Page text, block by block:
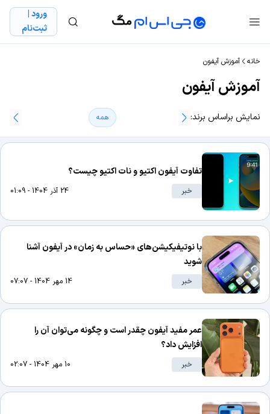
ورود |
ثبت‌نام
خانه آموزش آیفون
آموزش آیفون
نمایش براساس برند: همه
تفاوت آیفون اکتیو و نات اکتیو چیست؟
خبر 24 آذر 1404 - 01:09
با نوتیفیکیشن‌های «حساس به زمان» در آیفون آشنا
شوید
خبر 14 مهر 1404 - 07:07
عمر مفید آیفون چقدر است و چگونه می‌توان آن را
افزایش داد؟
خبر 10 مهر 1404 - 02:07